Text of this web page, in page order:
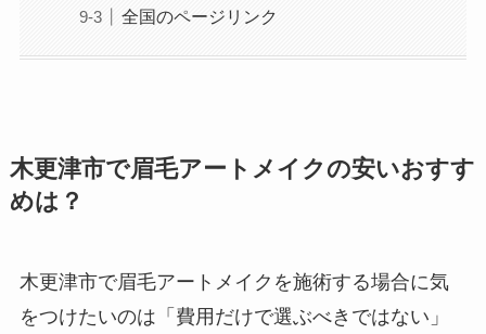
全国のページリンク
木更津市で眉毛アートメイクの安いおすす
めは？
木更津市で眉毛アートメイクを施術する場合に気
をつけたいのは 「費用だけで選ぶべきではない」